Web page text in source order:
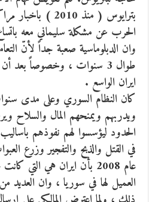
بترايوس ( منذ
الحرب عن مشكلة سليماني معه
وان الدبلوماسية صعبة جداً لأنّ
طوال 3 سنوات ، وخصوصاً
ايران الواسع .
كان النظام السوري وعلى مدى
ويدربهم ويمنحهم المال والسلاح
الحدود ليؤسسوا لهم نفوذهم
في القتل والذبح والتفجير وزرع
عام 2008 بأن ايران هي
العميل لها في سوريا ، وان العديد من